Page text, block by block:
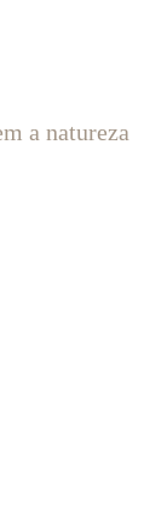
a natureza